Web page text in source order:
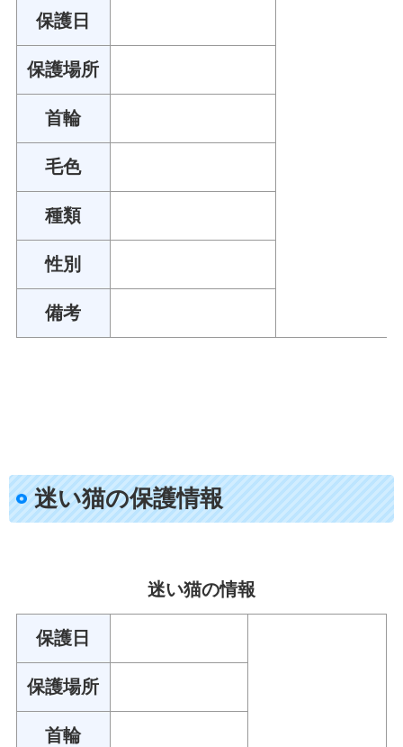
保護日
保護場所
首輪
毛色
種類
性別
備考
迷い猫の保護情報
迷い猫の情報
保護日
保護場所
首輪